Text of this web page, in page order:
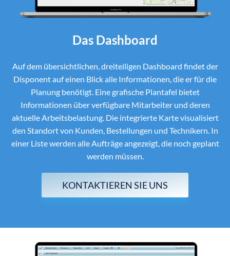
Das Dashboard
Auf dem übersichtlichen, dreiteiligen Dashboard findet der
Disponent auf einen Blick alle Informationen, die er für die
Planung benötigt. Eine grafische Plantafel bietet
Informationen über verfügbare Mitarbeiter und deren
aktuelle Arbeitsbelastung. Die integrierte Karte visualisiert
den Standort von Kunden, Bestellungen und Technikern. In
einer Liste werden alle Aufträge angezeigt, die noch geplant
werden müssen.
KONTAKTIEREN SIE UNS